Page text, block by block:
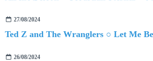
27/08/2024
Ted Z and The Wranglers ○ Let Me
26/08/2024